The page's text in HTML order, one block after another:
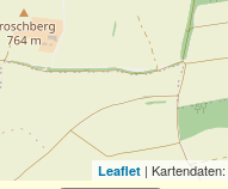
Leaflet| Kartendaten: